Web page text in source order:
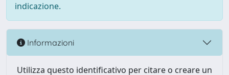
indicazione.
Informazioni
Utilizza questo identificativo per citare o creare un